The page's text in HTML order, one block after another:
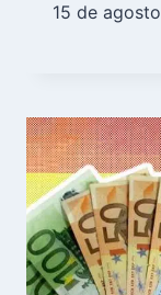
15 de